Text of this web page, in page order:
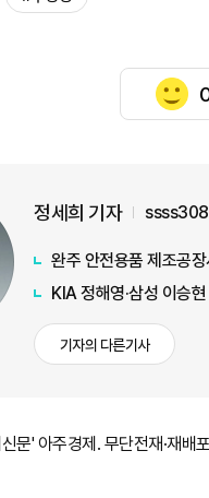
정세희 기자
완주 안전용품 제조공
KIA 정해영·삼성 이승
기자의 다른기사
문' 아주경제. 무단전재·재배